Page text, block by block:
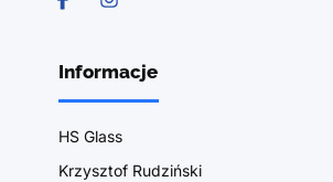
Informacje
HS Glass
Krzysztof Rudziński